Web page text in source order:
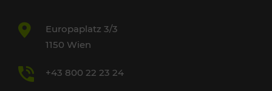
Europaplatz 3/3
1150 Wien
+43 800 22 23 24